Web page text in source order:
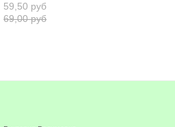
69,00 руб
59,50 руб